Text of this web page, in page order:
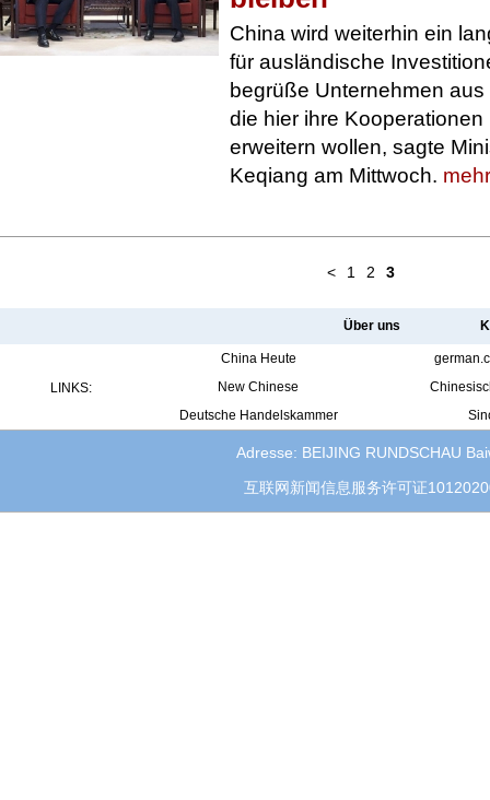
China wird weiterhin ein
für ausländische
begrüße Unternehmen
die hier ihre
erweitern wollen, sagte
Keqiang am Mittwoch.
< 1 2 3
Über uns
LINKS:
China Heute
New Chinese
Deutsche Handelskammer
Adresse: BEIJING RUNDSCHAU
互联网新闻信息服务许可证